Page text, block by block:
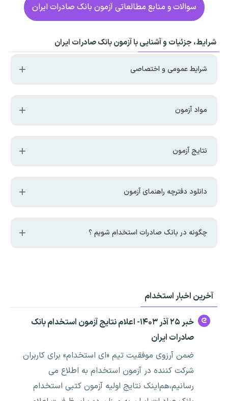
سوالات و منابع مطالعاتی آزمون ​بانک صادرات ایران
شرایط، جزئیات و آشنایی با آزمون ​بانک صادرات ایران
شرایط عمومی و اختصاصی
مواد آزمون
نتایج آزمون
دانلود دفترچه راهنمای آزمون
چگونه در بانک صادرات استخدام شویم ؟
آخرین اخبار استخدام
خبر ۲۵ آذر ۱۴۰۳- اعلام نتایج آزمون استخدام بانک
صادرات ایران
ضمن آرزوی موفقیت تیم «ای استخدام» برای کاربران
شرکت کننده در آزمون استخدام به اطلاع می
رسانیم،هم‌اینک نتایج اولیه آزمون کتبی استخدام